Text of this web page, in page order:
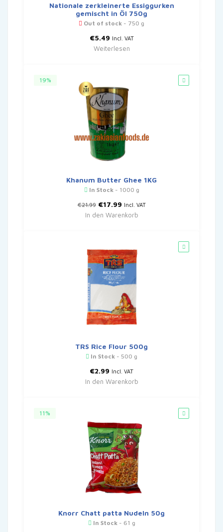
Nationale zerkleinerte Essiggurken
gemischt in Öl 750g
Out of stock - 750 g
€5.49 Incl. VAT
Weiterlesen
19%
Khanum Butter Ghee 1KG
In Stock- 1000 g
€21.99 Ursprünglicher
Preis
war:
€17.99Aktueller
Preis
ist:
Incl. VAT
In den Warenkorb
TRS Rice Flour 500g
In Stock - 500 g
€2.99 Incl. VAT
In den Warenkorb
11%
Knorr Chatt patta Nudeln 50g
In Stock- 61 g